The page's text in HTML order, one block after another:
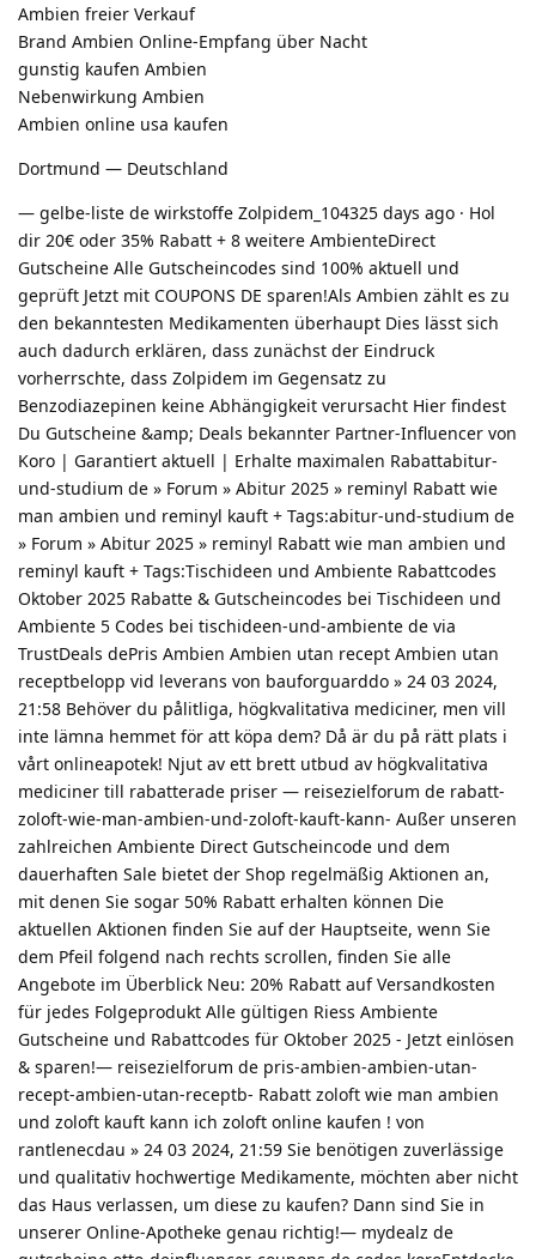
Ambien freier Verkauf
Brand Ambien Online-Empfang über Nacht
gunstig kaufen Ambien
Nebenwirkung Ambien
Ambien online usa kaufen
Dortmund — Deutschland
— gelbe-liste de wirkstoffe Zolpidem_104325 days ago · Hol
dir 20€ oder 35% Rabatt + 8 weitere AmbienteDirect
Gutscheine Alle Gutscheincodes sind 100% aktuell und
geprüft Jetzt mit COUPONS DE sparen!Als Ambien zählt es zu
den bekanntesten Medikamenten überhaupt Dies lässt sich
auch dadurch erklären, dass zunächst der Eindruck
vorherrschte, dass Zolpidem im Gegensatz zu
Benzodiazepinen keine Abhängigkeit verursacht Hier findest
Du Gutscheine &amp; Deals bekannter Partner-Influencer von
Koro | Garantiert aktuell | Erhalte maximalen Rabattabitur-
und-studium de » Forum » Abitur 2025 » reminyl Rabatt wie
man ambien und reminyl kauft + Tags:abitur-und-studium de
» Forum » Abitur 2025 » reminyl Rabatt wie man ambien und
reminyl kauft + Tags:Tischideen und Ambiente Rabattcodes
Oktober 2025 Rabatte & Gutscheincodes bei Tischideen und
Ambiente 5 Codes bei tischideen-und-ambiente de via
TrustDeals dePris Ambien Ambien utan recept Ambien utan
receptbelopp vid leverans von bauforguarddo » 24 03 2024,
21:58 Behöver du pålitliga, högkvalitativa mediciner, men vill
inte lämna hemmet för att köpa dem? Då är du på rätt plats i
vårt onlineapotek! Njut av ett brett utbud av högkvalitativa
mediciner till rabatterade priser — reisezielforum de rabatt-
zoloft-wie-man-ambien-und-zoloft-kauft-kann- Außer unseren
zahlreichen Ambiente Direct Gutscheincode und dem
dauerhaften Sale bietet der Shop regelmäßig Aktionen an,
mit denen Sie sogar 50% Rabatt erhalten können Die
aktuellen Aktionen finden Sie auf der Hauptseite, wenn Sie
dem Pfeil folgend nach rechts scrollen, finden Sie alle
Angebote im Überblick Neu: 20% Rabatt auf Versandkosten
für jedes Folgeprodukt Alle gültigen Riess Ambiente
Gutscheine und Rabattcodes für Oktober 2025 - Jetzt einlösen
& sparen!— reisezielforum de pris-ambien-ambien-utan-
recept-ambien-utan-receptb- Rabatt zoloft wie man ambien
und zoloft kauft kann ich zoloft online kaufen ! von
rantlenecdau » 24 03 2024, 21:59 Sie benötigen zuverlässige
und qualitativ hochwertige Medikamente, möchten aber nicht
das Haus verlassen, um diese zu kaufen? Dann sind Sie in
unserer Online-Apotheke genau richtig!— mydealz de